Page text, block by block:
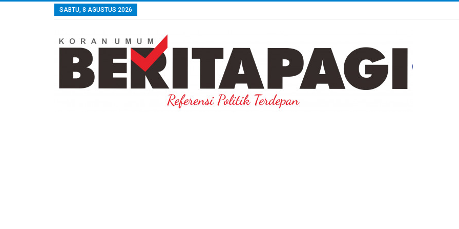
SABTU, 8 AGUSTUS 2026